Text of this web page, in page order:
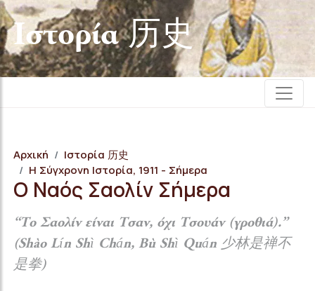
Iστορία 历史
Αρχική
Iστορία 历史
Η Σύγχρονη Ιστορία, 1911 - Σήμερα
Ο Ναός Σαολίν Σήμερα
“Το Σαολίν είναι Τσαν, όχι Τσουάν (γροθιά).”
(Shào Lín Shì Chán, Bù Shì Quán 少林是禅不
是拳)